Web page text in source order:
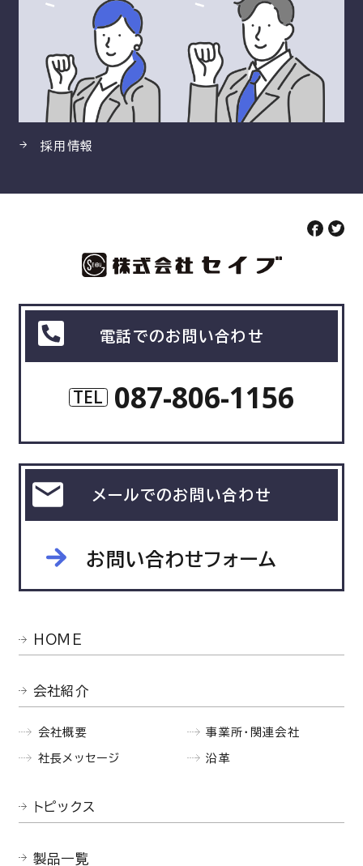
採用情報
電話でのお問い合わせ
TEL 087-806-1156
メールでのお問い合わせ
お問い合わせフォーム
HOME
会社紹介
会社概要
社長メッセージ
事業所・関連会社
沿革
トピックス
製品一覧